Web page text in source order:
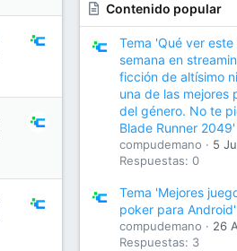
Contenido popular
Tema 'Qué ver
semana en
ficción de altísimo
una de las mejores
del género. No te
Blade Runner 2049'
compudemano
5
Respuestas: 0
Tema 'Mejores
poker para Android'
compudemano
26
Respuestas: 3